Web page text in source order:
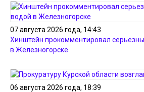
07 августа 2026 года, 14:43
Хинштейн прокомментировал
в Железногорске
06 августа 2026 года, 18:39